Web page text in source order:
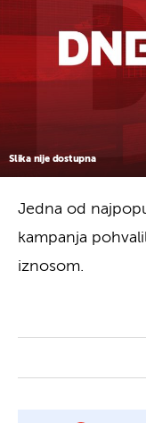
Slika nije dostupna
Jedna od
kampanja
iznosom.